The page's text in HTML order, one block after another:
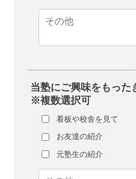
当塾にご興味をもった
※複数選択可
看板や校舎を見て
お友達の紹介
元塾生の紹介